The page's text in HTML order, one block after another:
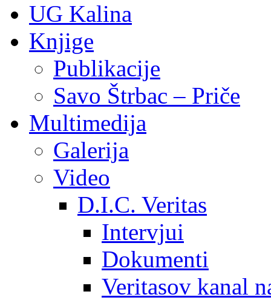
UG Kalina
Knjige
Publikacije
Savo Štrbac – Priče
Multimedija
Galerija
Video
D.I.C. Veritas
Intervjui
Dokumenti
Veritasov kanal